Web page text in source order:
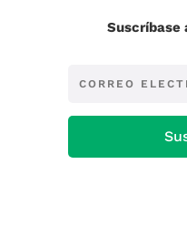
Suscríbase